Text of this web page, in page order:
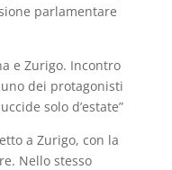
parlamentare
e Zurigo. Incontro
dei protagonisti
solo d’estate”
a Zurigo, con la
Nello stesso